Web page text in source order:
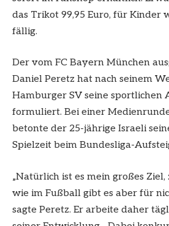
das Trikot 99,95 Euro, für Kinder
fällig.
Der vom FC Bayern München
Daniel Peretz hat nach seinem
Hamburger SV seine sportlichen
formuliert. Bei einer
betonte der 25-jährige Israeli
Spielzeit beim Bundesliga-
„Natürlich ist es mein großes
wie im Fußball gibt es aber für
sagte Peretz. Er arbeite daher